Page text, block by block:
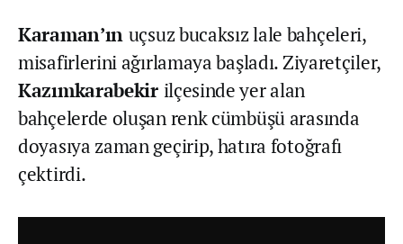
Karaman’ın uçsuz bucaksız lale bahçeleri,
misafirlerini ağırlamaya başladı. Ziyaretçiler,
Kazımkarabekir ilçesinde yer alan
bahçelerde oluşan renk cümbüşü arasında
doyasıya zaman geçirip, hatıra fotoğrafı
çektirdi.